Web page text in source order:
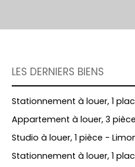
LES DERNIERS BIENS
Stationnement à louer, 1
Appartement à louer, 3
Studio à louer, 1 pièce -
Stationnement à louer, 1